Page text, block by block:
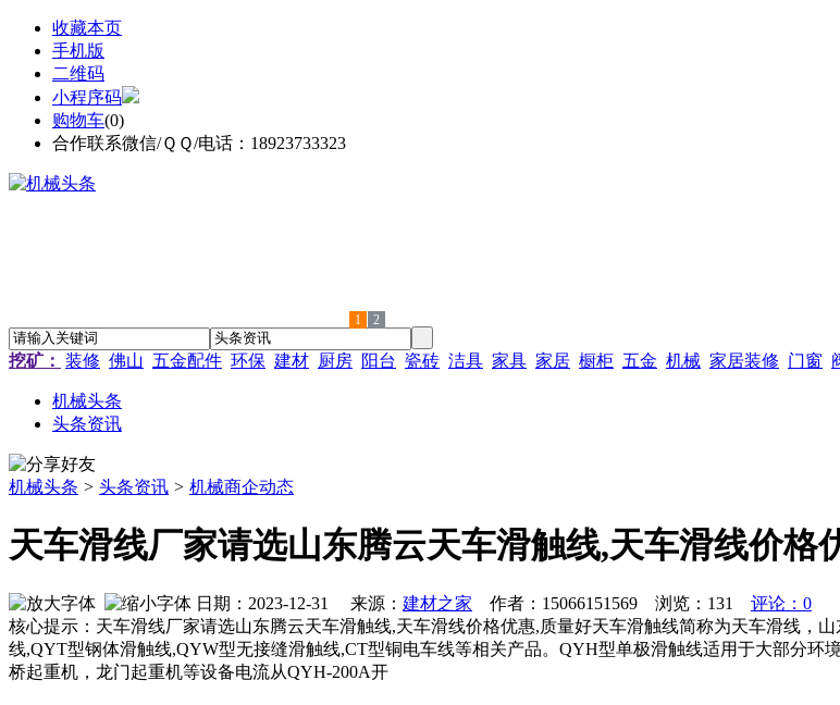
收藏本页
手机版
二维码
小程序码
购物车(0)
合作联系微信/ＱＱ/电话：18923733323
1 2
挖矿： 装修 佛山 五金配件 环保 建材 厨房 阳台 瓷砖 洁具 家具 家居 橱柜 五金 机械 家居装修 门窗
机械头条
头条资讯
机械头条 > 头条资讯 > 机械商企动态
天车滑线厂家请选山东腾云天车滑触线,天车滑线价格
日期：2023-12-31 来源： 建材之家 作者：15066151569 浏览： 131
评论：0
核心提示：天车滑线厂家请选山东腾云天车滑触线,天车滑线价格优惠,质量好天车滑触线简称为天车滑线，
线,QYT型钢体滑触线,QYW型无接缝滑触线,CT型铜电车线等相关产品。QYH型单极滑触线适用于大部分
桥起重机，龙门起重机等设备电流从QYH-200A开